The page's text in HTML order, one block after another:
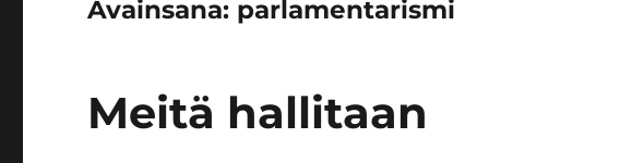
Avainsana: parlamentarismi
Meitä hallitaan